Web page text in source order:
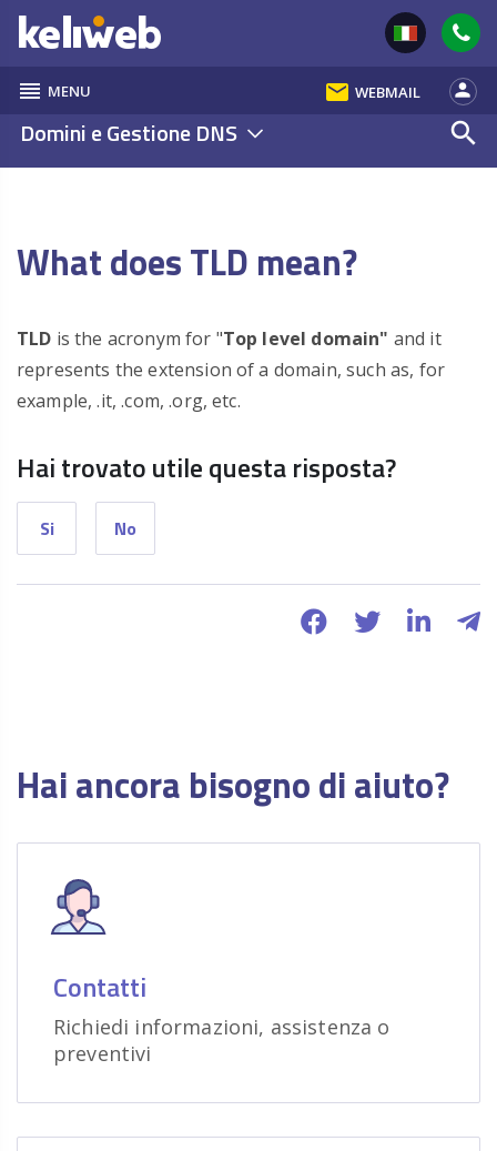
reorder MENU email WEBMAIL person
Domini e Gestione DNS search
What does TLD mean?
TLD is the acronym for "Top level domain" and it
represents the extension of a domain, such as, for
example, .it, .com, .org, etc.
Hai trovato utile questa risposta?
Si No
Hai ancora bisogno di aiuto?
Contatti
Richiedi informazioni, assistenza o
preventivi